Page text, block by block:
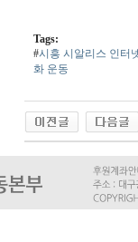
Tags:
#시흥 시알리스 인터
화 운동